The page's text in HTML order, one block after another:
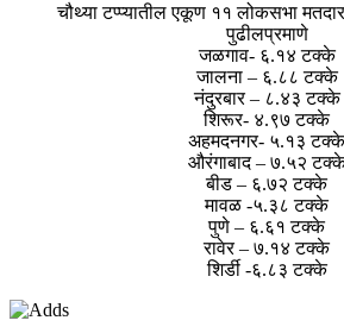
चौथ्या टप्प्यातील एकूण ११ लोकसभा
पुढीलप्रमाणे
जळगाव- ६.१४ टक्के
जालना – ६.८८ टक्के
नंदुरबार – ८.४३ टक्के
शिरूर- ४.९७ टक्के
अहमदनगर- ५.१३ टक्के
औरंगाबाद – ७.५२
बीड – ६.७२ टक्के
मावळ -५.३८ टक्के
पुणे – ६.६१ टक्के
रावेर – ७.१४ टक्के
शिर्डी -६.८३ टक्के